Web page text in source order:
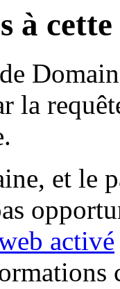
à
la
et le
activé